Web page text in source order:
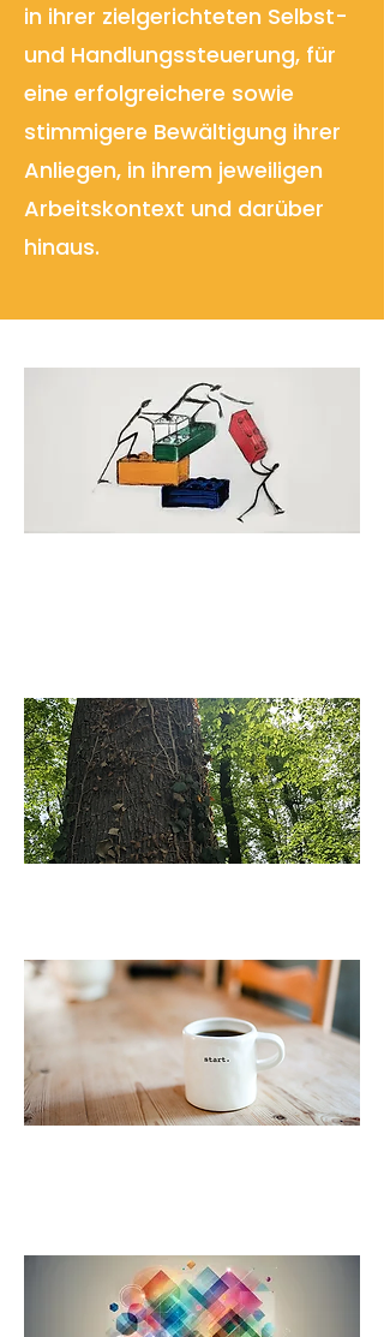
in ihrer zielgerichteten Selbst-
und Handlungssteuerung, für
eine erfolgreichere sowie
stimmigere Bewältigung ihrer
Anliegen, in ihrem jeweiligen
Arbeitskontext und darüber
hinaus.